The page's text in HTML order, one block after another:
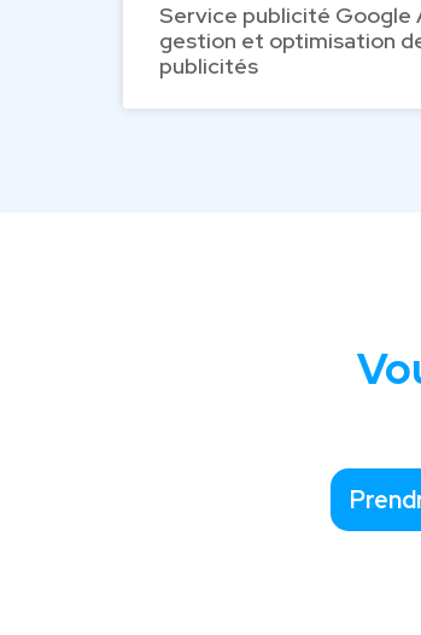
Service publicité Google
gestion et optimisation
publicités